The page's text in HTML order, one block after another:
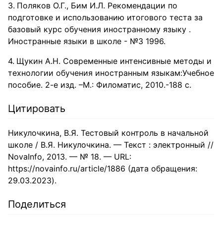
Поляков О.Г., Бим И.Л. Рекомендации по
подготовке и использованию итогового теста за
базовый курс обучения иностранному языку .
Иностранные языки в школе - №3 1996.
Щукин А.Н. Современные интенсивные методы и
технологии обучения иностранным языкам:Учебное
пособие. 2-е изд. –М.: Филоматис, 2010.-188 с.
Цитировать
Никулочкина, В.Я. Тестовый контроль в начальной
школе / В.Я. Никулочкина. — Текст : электронный //
NovaInfo, 2013. — № 18. — URL:
https://novainfo.ru/article/1886 (дата обращения:
29.03.2023).
Поделиться